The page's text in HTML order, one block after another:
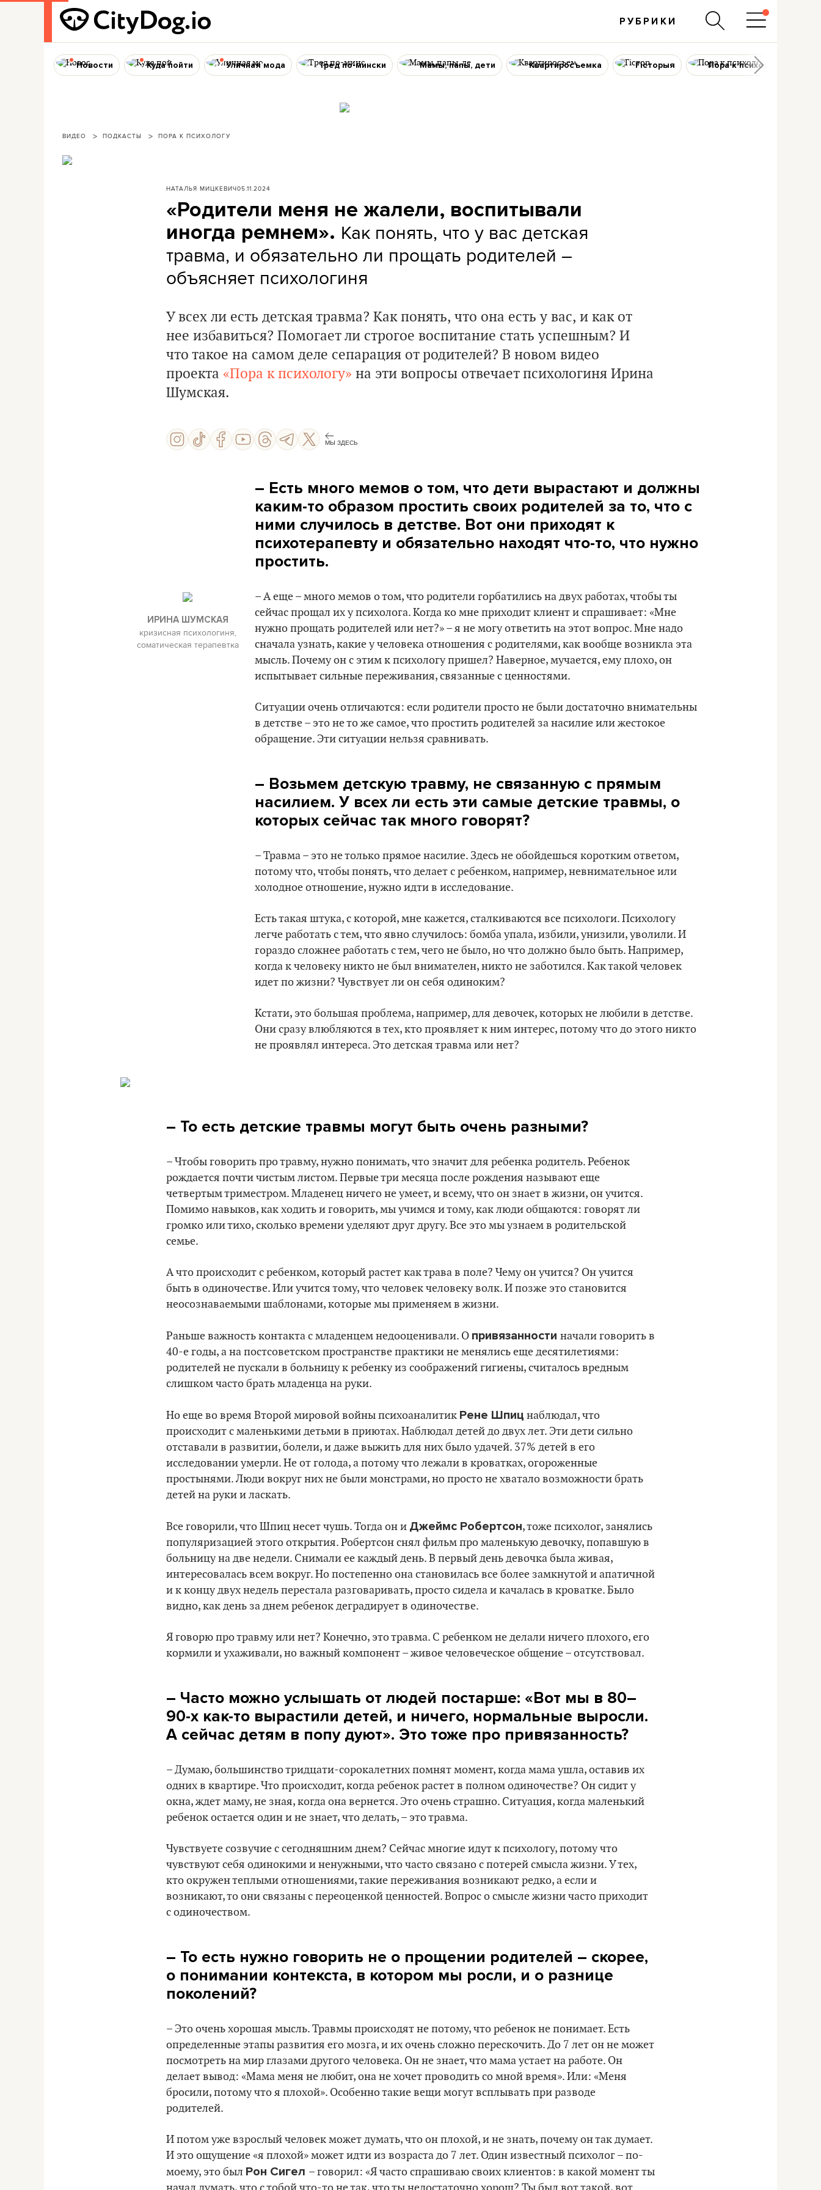
РУБРИКИ
Новости Куда пойти Уличная мода Тред по-мински Мамы, папы, дети Квартиросъемка Гісторыя Пора к психологу
ВИДЕО ПОДКАСТЫ ПОРА К ПСИХОЛОГУ
НАТАЛЬЯ МИЦКЕВИЧ05.11.2024
«Родители меня не жалели, воспитывали
иногда ремнем». Как понять, что у вас детская
травма, и обязательно ли прощать родителей –
объясняет психологиня
У всех ли есть детская травма? Как понять, что она есть у вас, и как от
нее избавиться? Помогает ли строгое воспитание стать успешным? И
что такое на самом деле сепарация от родителей? В новом видео
проекта «Пора к психологу» на эти вопросы отвечает психологиня Ирина
Шумская.
МЫ ЗДЕСЬ
– Есть много мемов о том, что дети вырастают и должны
каким-то образом простить своих родителей за то, что с
ними случилось в детстве. Вот они приходят к
психотерапевту и обязательно находят что-то, что нужно
простить.
ИРИНА ШУМСКАЯ
кризисная психологиня,
соматическая терапевтка
– А еще – много мемов о том, что родители горбатились на двух работах, чтобы ты
сейчас прощал их у психолога. Когда ко мне приходит клиент и спрашивает: «Мне
нужно прощать родителей или нет?» – я не могу ответить на этот вопрос. Мне надо
сначала узнать, какие у человека отношения с родителями, как вообще возникла эта
мысль. Почему он с этим к психологу пришел? Наверное, мучается, ему плохо, он
испытывает сильные переживания, связанные с ценностями.
Ситуации очень отличаются: если родители просто не были достаточно внимательны
в детстве – это не то же самое, что простить родителей за насилие или жестокое
обращение. Эти ситуации нельзя сравнивать.
– Возьмем детскую травму, не связанную с прямым
насилием. У всех ли есть эти самые детские травмы, о
которых сейчас так много говорят?
– Травма – это не только прямое насилие. Здесь не обойдешься коротким ответом,
потому что, чтобы понять, что делает с ребенком, например, невнимательное или
холодное отношение, нужно идти в исследование.
Есть такая штука, с которой, мне кажется, сталкиваются все психологи. Психологу
легче работать с тем, что явно случилось: бомба упала, избили, унизили, уволили. И
гораздо сложнее работать с тем, чего не было, но что должно было быть. Например,
когда к человеку никто не был внимателен, никто не заботился. Как такой человек
идет по жизни? Чувствует ли он себя одиноким?
Кстати, это большая проблема, например, для девочек, которых не любили в детстве.
Они сразу влюбляются в тех, кто проявляет к ним интерес, потому что до этого никто
не проявлял интереса. Это детская травма или нет?
– То есть детские травмы могут быть очень разными?
– Чтобы говорить про травму, нужно понимать, что значит для ребенка родитель. Ребенок
рождается почти чистым листом. Первые три месяца после рождения называют еще
четвертым триместром. Младенец ничего не умеет, и всему, что он знает в жизни, он учится.
Помимо навыков, как ходить и говорить, мы учимся и тому, как люди общаются: говорят ли
громко или тихо, сколько времени уделяют друг другу. Все это мы узнаем в родительской
семье.
А что происходит с ребенком, который растет как трава в поле? Чему он учится? Он учится
быть в одиночестве. Или учится тому, что человек человеку волк. И позже это становится
неосознаваемыми шаблонами, которые мы применяем в жизни.
Раньше важность контакта с младенцем недооценивали. О привязанности начали говорить в
40-е годы, а на постсоветском пространстве практики не менялись еще десятилетиями:
родителей не пускали в больницу к ребенку из соображений гигиены, считалось вредным
слишком часто брать младенца на руки.
Но еще во время Второй мировой войны психоаналитик Рене Шпиц наблюдал, что
происходит с маленькими детьми в приютах. Наблюдал детей до двух лет. Эти дети сильно
отставали в развитии, болели, и даже выжить для них было удачей. 37% детей в его
исследовании умерли. Не от голода, а потому что лежали в кроватках, огороженные
простынями. Люди вокруг них не были монстрами, но просто не хватало возможности брать
детей на руки и ласкать.
Все говорили, что Шпиц несет чушь. Тогда он и Джеймс Робертсон, тоже психолог, занялись
популяризацией этого открытия. Робертсон снял фильм про маленькую девочку, попавшую в
больницу на две недели. Снимали ее каждый день. В первый день девочка была живая,
интересовалась всем вокруг. Но постепенно она становилась все более замкнутой и апатичной
и к концу двух недель перестала разговаривать, просто сидела и качалась в кроватке. Было
видно, как день за днем ребенок деградирует в одиночестве.
Я говорю про травму или нет? Конечно, это травма. С ребенком не делали ничего плохого, его
кормили и ухаживали, но важный компонент – живое человеческое общение – отсутствовал.
– Часто можно услышать от людей постарше: «Вот мы в 80–
90-х как-то вырастили детей, и ничего, нормальные выросли.
А сейчас детям в попу дуют». Это тоже про привязанность?
– Думаю, большинство тридцати-сорокалетних помнят момент, когда мама ушла, оставив их
одних в квартире. Что происходит, когда ребенок растет в полном одиночестве? Он сидит у
окна, ждет маму, не зная, когда она вернется. Это очень страшно. Ситуация, когда маленький
ребенок остается один и не знает, что делать, – это травма.
Чувствуете созвучие с сегодняшним днем? Сейчас многие идут к психологу, потому что
чувствуют себя одинокими и ненужными, что часто связано с потерей смысла жизни. У тех,
кто окружен теплыми отношениями, такие переживания возникают редко, а если и
возникают, то они связаны с переоценкой ценностей. Вопрос о смысле жизни часто приходит
с одиночеством.
– То есть нужно говорить не о прощении родителей – скорее,
о понимании контекста, в котором мы росли, и о разнице
поколений?
– Это очень хорошая мысль. Травмы происходят не потому, что ребенок не понимает. Есть
определенные этапы развития его мозга, и их очень сложно перескочить. До 7 лет он не может
посмотреть на мир глазами другого человека. Он не знает, что мама устает на работе. Он
делает вывод: «Мама меня не любит, она не хочет проводить со мной время». Или: «Меня
бросили, потому что я плохой». Особенно такие вещи могут всплывать при разводе
родителей.
И потом уже взрослый человек может думать, что он плохой, и не знать, почему он так думает.
И это ощущение «я плохой» может идти из возраста до 7 лет. Один известный психолог – по-
моему, это был Рон Сигел – говорил: «Я часто спрашиваю своих клиентов: в какой момент ты